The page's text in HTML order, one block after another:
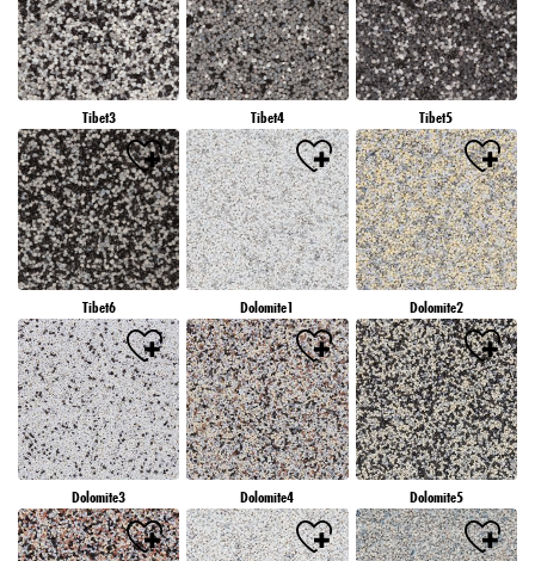
Tibet3 Tibet4 Tibet5
Tibet6 Dolomite1 Dolomite2
Dolomite3 Dolomite4 Dolomite5